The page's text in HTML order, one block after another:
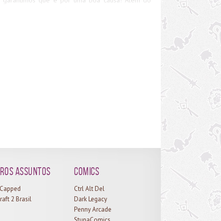
assuntos
2 Brasil
Comics
Ctrl Alt Del
Dark Legacy
Penny Arcade